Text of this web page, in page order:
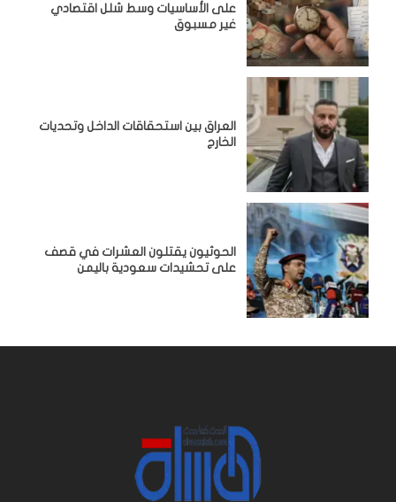
على الأساسيات وسط شلل اقتصادي
غير مسبوق
‏العراق بين استحقاقات الداخل وتحديات
الخارج
الحوثيون يقتلون العشرات في قصف
على تحشيدات سعودية باليمن